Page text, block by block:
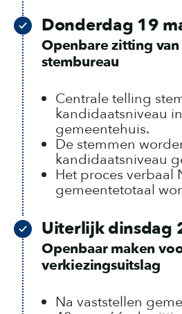
Donderdag 19
Openbare zitting
stembureau
Centrale telling
kandidaatsniveau
gemeentehuis.
De stemmen
kandidaatsniveau
Het proces verbaal
gemeentetotaal
Uiterlijk dinsdag
Openbaar maken
verkiezingsuitslag
Na vaststellen